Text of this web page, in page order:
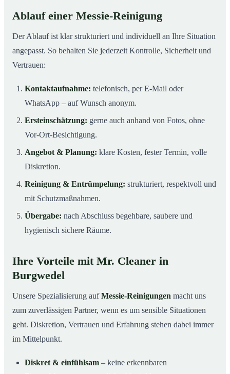
Ablauf einer Messie-Reinigung
Der Ablauf ist klar strukturiert und individuell an Ihre Situation
angepasst. So behalten Sie jederzeit Kontrolle, Sicherheit und
Vertrauen:
Kontaktaufnahme: telefonisch, per E-Mail oder
WhatsApp – auf Wunsch anonym.
Ersteinschätzung: gerne auch anhand von Fotos, ohne
Vor-Ort-Besichtigung.
Angebot & Planung: klare Kosten, fester Termin, volle
Diskretion.
Reinigung & Entrümpelung: strukturiert, respektvoll und
mit Schutzmaßnahmen.
Übergabe: nach Abschluss begehbare, saubere und
hygienisch sichere Räume.
Ihre Vorteile mit Mr. Cleaner in
Burgwedel
Unsere Spezialisierung aufMessie-Reinigungen macht uns
zum zuverlässigen Partner, wenn es um sensible Situationen
geht. Diskretion, Vertrauen und Erfahrung stehen dabei immer
im Mittelpunkt.
Diskret & einfühlsam – keine erkennbaren